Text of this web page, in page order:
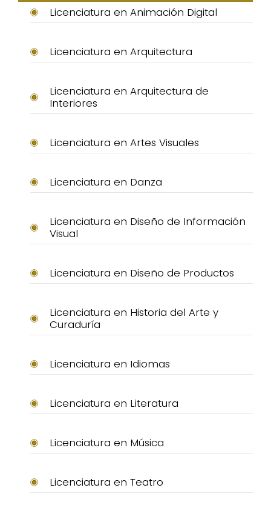
Licenciatura en Animación Digital
Licenciatura en Arquitectura
Licenciatura en Arquitectura de
Interiores
Licenciatura en Artes Visuales
Licenciatura en Danza
Licenciatura en Diseño de Información
Visual
Licenciatura en Diseño de Productos
Licenciatura en Historia del Arte y
Curaduría
Licenciatura en Idiomas
Licenciatura en Literatura
Licenciatura en Música
Licenciatura en Teatro